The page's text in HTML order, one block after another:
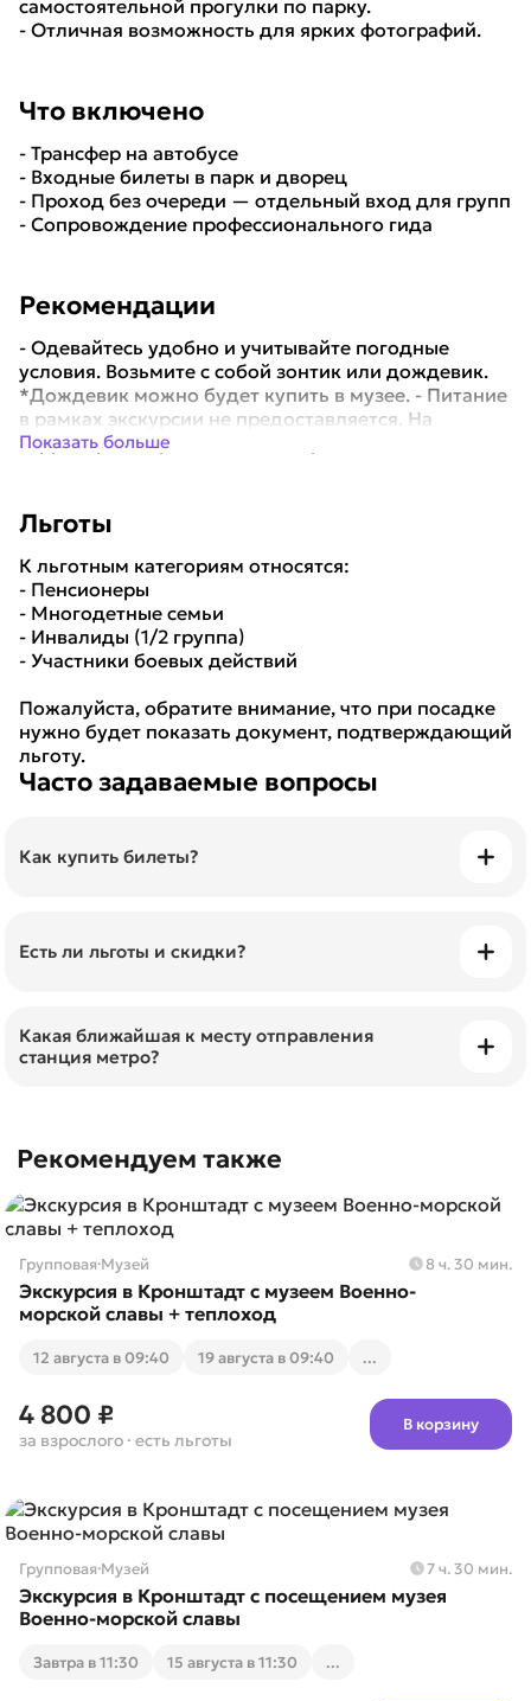
самостоятельной прогулки по парку.
- Отличная возможность для ярких фотографий.
Что включено
- Трансфер на автобусе
- Входные билеты в парк и дворец
- Проход без очереди — отдельный вход для групп
- Сопровождение профессионального гида
Рекомендации
- Одевайтесь удобно и учитывайте погодные
условия. Возьмите с собой зонтик или дождевик.
*Дождевик можно будет купить в музее. - Питание
в рамках экскурсии не предоставляется. На
территории парка имеются кафе и точки п...
Показать больше
Льготы
К льготным категориям относятся:
- Пенсионеры
- Многодетные семьи
- Инвалиды (1/2 группа)
- Участники боевых действий
Пожалуйста, обратите внимание, что при посадке
нужно будет показать документ, подтверждающий
льготу.
Часто задаваемые вопросы
Как купить билеты?
показать их с телефона.
Есть ли льготы и скидки?
студентам, детям, многодетным семьям,
инвалидам, участникам боевых действий.
документы при посадке.
Какая ближайшая к месту отправления
станция метро?
Рекомендуем также
Групповая·Музей 8 ч. 30 мин.
Экскурсия в Кронштадт с музеем Военно-
морской славы + теплоход
12 августа в 09:40 19 августа в 09:40 ...
4 800 ₽
за взрослого · есть льготы
В корзину
Групповая·Музей 7 ч. 30 мин.
Экскурсия в Кронштадт с посещением музея
Военно-морской славы
Завтра в 11:30 15 августа в 11:30 ...